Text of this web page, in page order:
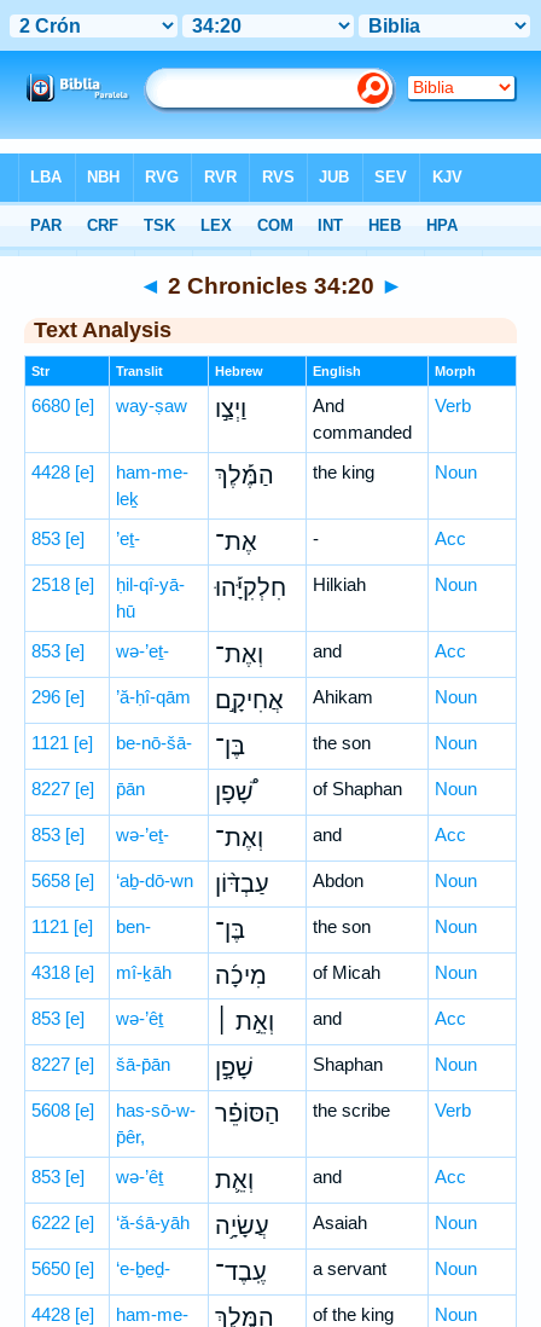
Hebrew> 2 Chronicles 34:20
◄ 2 Chronicles 34:20 ►
Text Analysis
Str Translit Hebrew English Morph
6680 [e] way-ṣaw וַיְצַ֣ו
And
commanded
Verb
4428 [e]
ham-me-
leḵ
הַמֶּ֡לֶךְ the king Noun
853 [e] ’eṯ- אֶת־ - Acc
2518 [e]
ḥil-qî-yā-
hū
חִלְקִיָּ֡הוּ Hilkiah Noun
853 [e] wə-’eṯ- וְאֶת־ and Acc
296 [e] ’ă-ḥî-qām אֲחִיקָ֣ם Ahikam Noun
1121 [e] be-nō-šā- בֶּן־ the son Noun
8227 [e] p̄ān שָׁ֠פָן of Shaphan Noun
853 [e] wə-’eṯ- וְאֶת־ and Acc
5658 [e] ‘aḇ-dō-wn עַבְדּ֨וֹן Abdon Noun
1121 [e] ben- בֶּן־ the son Noun
4318 [e] mî-ḵāh מִיכָ֜ה of Micah Noun
853 [e] wə-’êṯ וְאֵ֣ת ׀ and Acc
8227 [e] šā-p̄ān שָׁפָ֣ן Shaphan Noun
5608 [e]
has-sō-w-
p̄êr,
הַסּוֹפֵ֗ר the scribe Verb
853 [e] wə-’êṯ וְאֵ֛ת and Acc
6222 [e] ‘ă-śā-yāh עֲשָׂיָ֥ה Asaiah Noun
5650 [e] ‘e-ḇeḏ- עֶֽבֶד־ a servant Noun
4428 [e]
ham-me-
הַמֶּ֖לֶךְ of the king Noun